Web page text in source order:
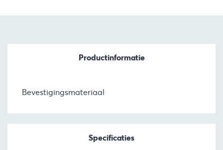
Productinformatie
Bevestigingsmateriaal
Specificaties